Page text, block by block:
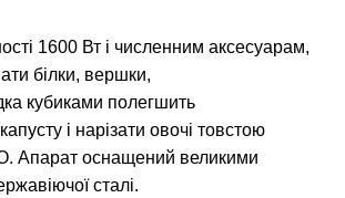
1600 Вт і численним аксесуарам,
білки, вершки,
кубиками полегшить
і нарізати овочі товстою
Апарат оснащений великими
сталі.